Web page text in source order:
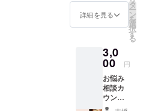
お待ち
してお
りま
す。 お
手紙か
メール
と活動
報告レ
ポート
A41枚
程度を
詳細を見る
タ
ー
ン
を
選
択
す
る
3,0
00 円
お悩み
相談カ
ウンセ
リング